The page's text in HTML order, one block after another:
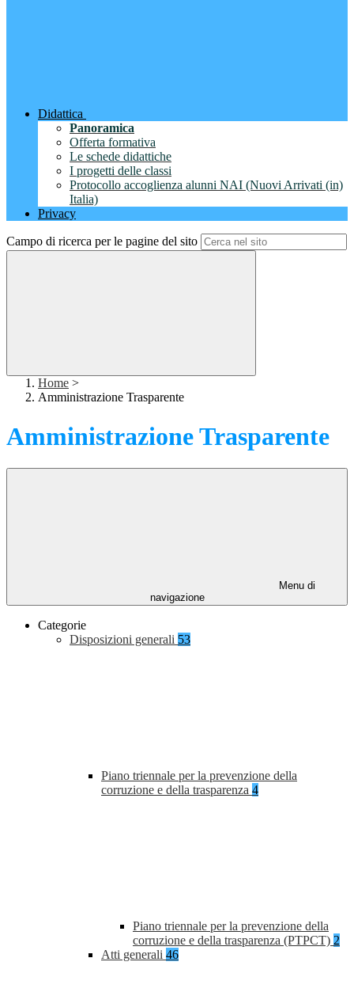
Didattica
Panoramica
Offerta formativa
Le schede didattiche
I progetti delle classi
Protocollo accoglienza alunni NAI (Nuovi Arrivati (in)
Italia)
Privacy
Campo di ricerca per le pagine del sito
Home >
Amministrazione Trasparente
Amministrazione Trasparente
Menu di
navigazione
Categorie
Disposizioni generali 53
Piano triennale per la prevenzione della
corruzione e della trasparenza 4
Piano triennale per la prevenzione della
corruzione e della trasparenza (PTPCT) 2
Atti generali 46